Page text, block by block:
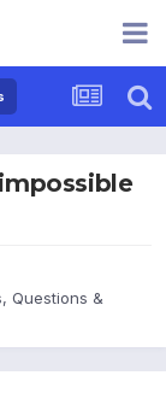
Questions &